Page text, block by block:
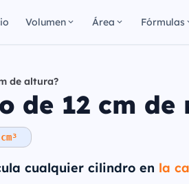
Volumen Área Fórmulas
de altura?
de 12 cm
cualquier cilindro en la